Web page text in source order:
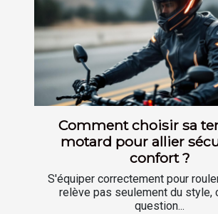
Comment choisir sa
motard pour allier
confort ?
S'équiper correctement pour
relève pas seulement du style,
question...